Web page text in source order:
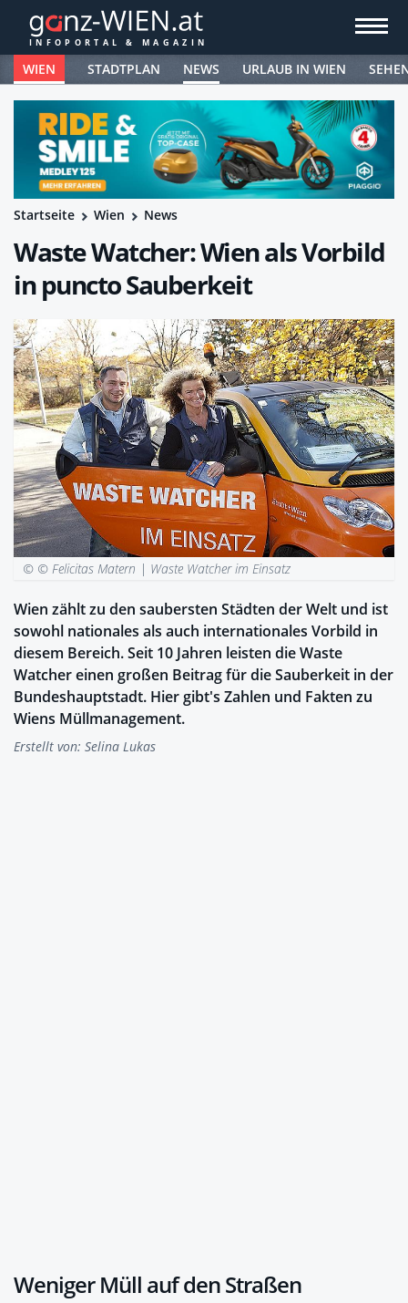
WIEN STADTPLAN NEWS URLAUB IN WIEN
Startseite Wien News
Waste Watcher: Wien als Vorbild
in puncto Sauberkeit
© © Felicitas Matern | Waste Watcher im Einsatz
Wien zählt zu den saubersten Städten der Welt und ist
sowohl nationales als auch internationales Vorbild in
diesem Bereich. Seit 10 Jahren leisten die Waste
Watcher einen großen Beitrag für die Sauberkeit in der
Bundeshauptstadt. Hier gibt's Zahlen und Fakten zu
Wiens Müllmanagement.
Erstellt von: Selina Lukas
Weniger Müll auf den Straßen